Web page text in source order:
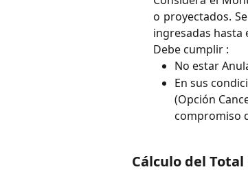
o proyectados.
ingresadas hasta
Debe cumplir :
No estar
En sus
(Opción
compromiso
Cálculo del